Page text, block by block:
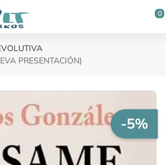
0
PRESENTACIÓN)
-5%